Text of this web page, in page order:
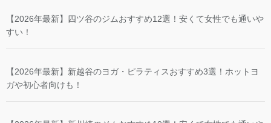
【2026年最新】四ツ谷のジムおすすめ12選！安くて女性でも通いや
すい！
【2026年最新】新越谷のヨガ・ピラティスおすすめ3選！ホットヨ
ガや初心者向けも！